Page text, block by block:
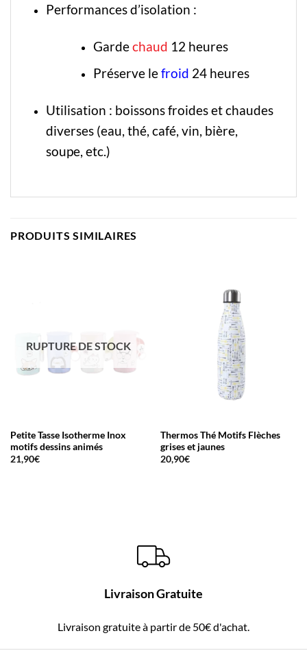
Performances d’isolation :
Gardechaud 12 heures
Préserve lefroid 24 heures
Utilisation : boissons froides et chaudes
diverses (eau, thé, café, vin, bière,
soupe, etc.)
PRODUITS SIMILAIRES
RUPTURE DE STOCK
Petite Tasse Isotherme Inox
motifs dessins animés
21,90€
Thermos Thé Motifs Flèches
grises et jaunes
20,90€
Livraison Gratuite
Livraison gratuite à partir de 50€ d'achat.